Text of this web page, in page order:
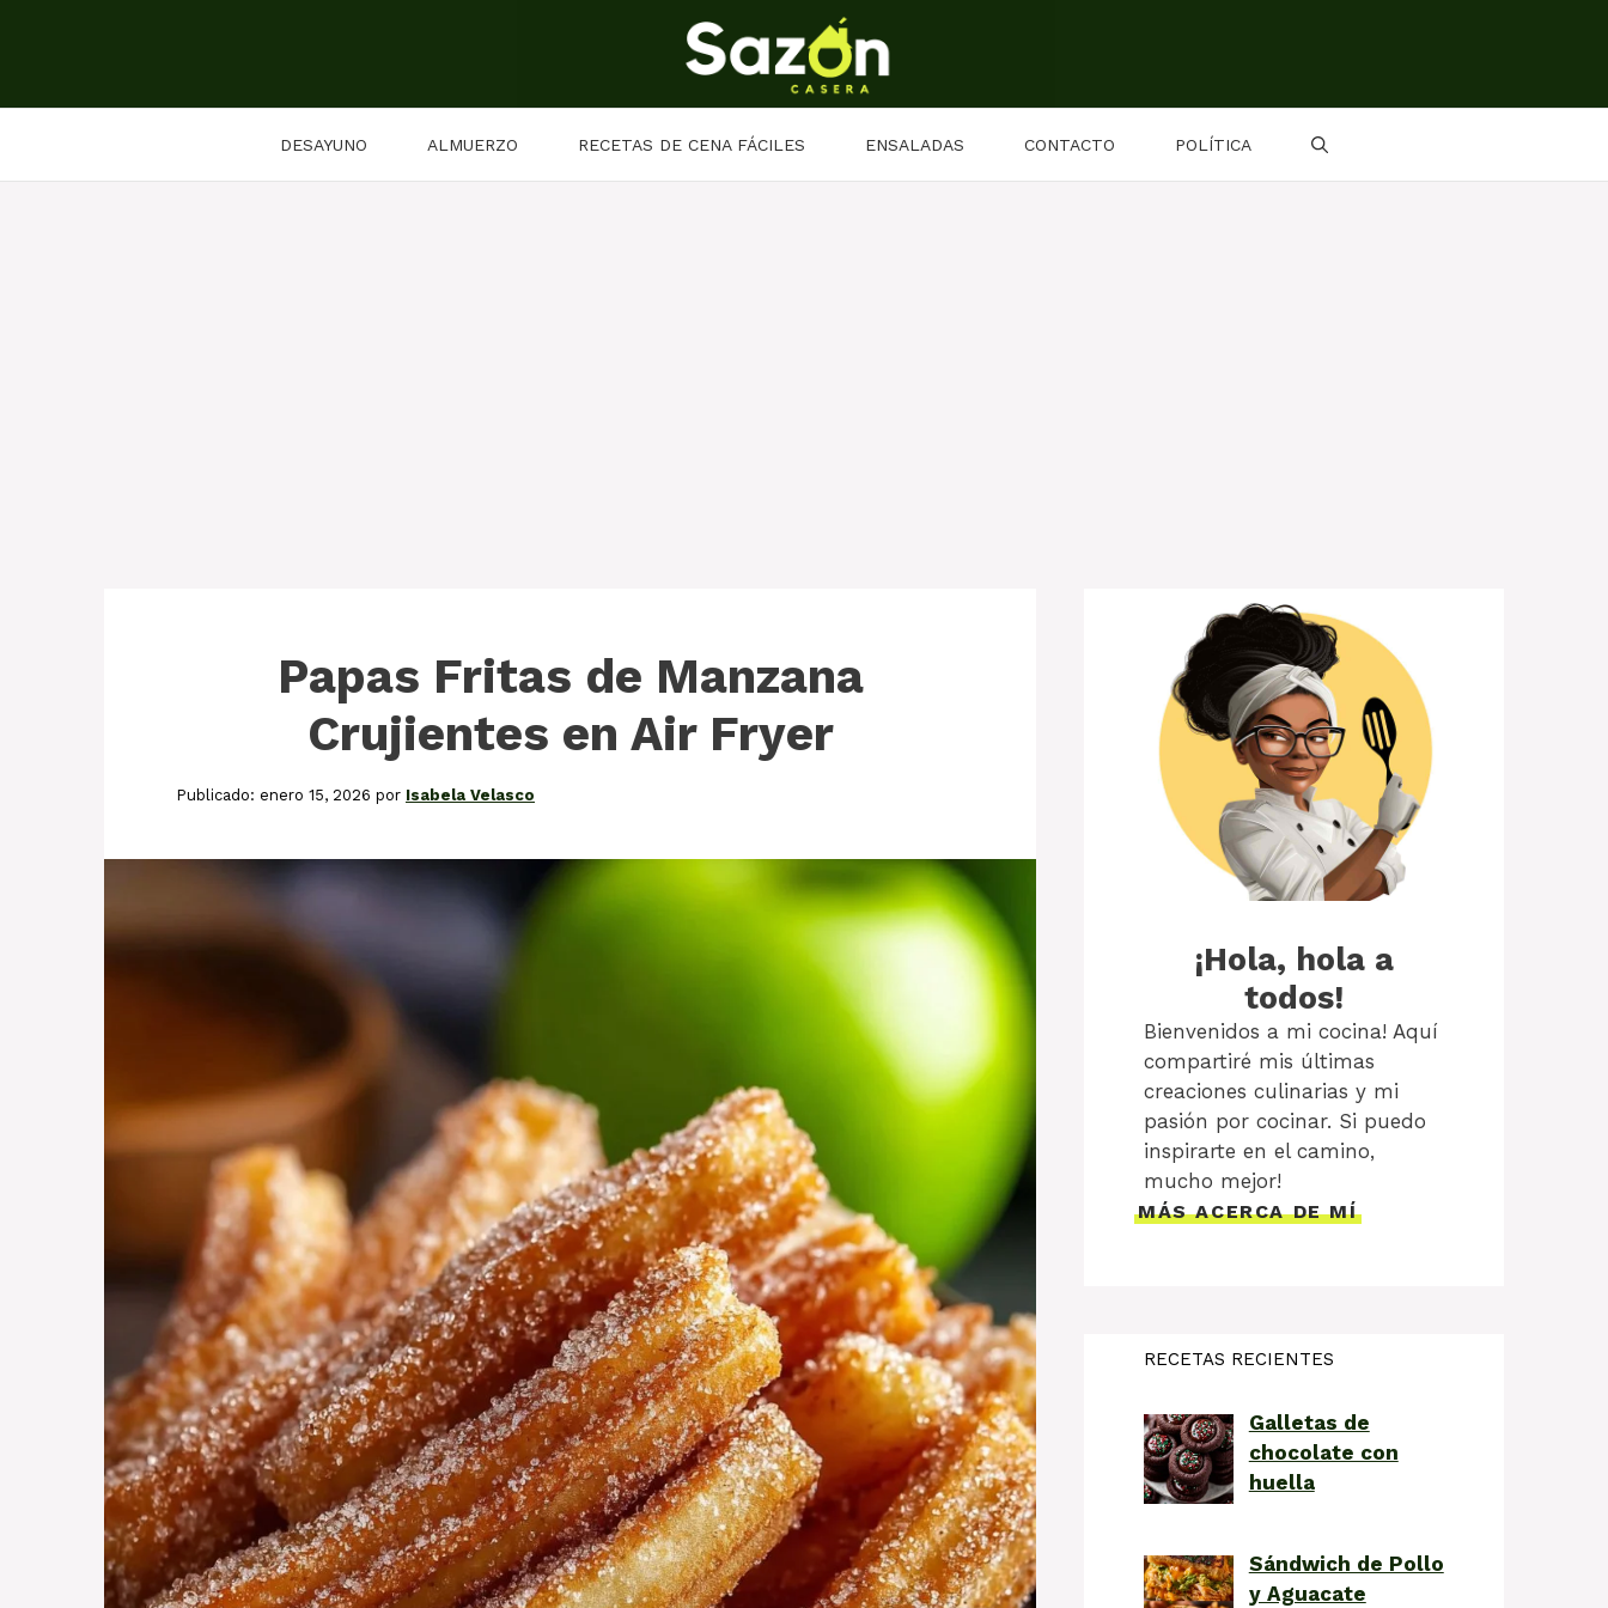
DESAYUNO ALMUERZO RECETAS DE CENA FÁCILES ENSALADAS CONTACTO POLÍTICA
Papas Fritas de Manzana
Crujientes en Air Fryer
enero 15, 2026 por Isabela Velasco
¡Hola, hola a
todos!
Bienvenidos a mi cocina! Aquí
compartiré mis últimas
creaciones culinarias y mi
pasión por cocinar. Si puedo
inspirarte en el camino,
mucho mejor!
MÁS ACERCA DE MÍ
RECETAS RECIENTES
Galletas de
chocolate con
huella
Sándwich de Pollo
y Aguacate